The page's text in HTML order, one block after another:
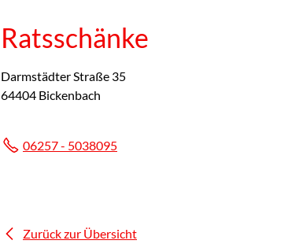
Ratsschänke
Darmstädter Straße 35
64404 Bickenbach
06257 - 5038095
Zurück zur Übersicht